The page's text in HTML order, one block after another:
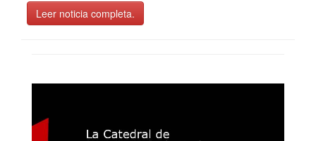
Leer noticia completa.